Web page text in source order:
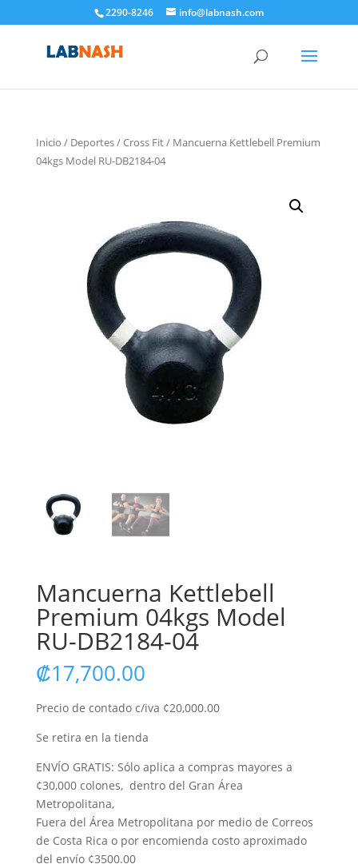
2290-8246 info@labnash.com
Inicio / Deportes/Cross Fit/ Mancuerna Kettlebell Premium
04kgs Model RU-DB2184-04
Mancuerna Kettlebell
Premium 04kgs Model
RU-DB2184-04
₡17,700.00
Precio de contado c/iva ¢20,000.00
Se retira en la tienda
ENVÍO GRATIS: Sólo aplica a compras mayores a
¢30,000 colones, dentro del Gran Área
Metropolitana,
Fuera del Área Metropolitana por medio de Correos
de Costa Rica o por encomienda costo aproximado
del envío ¢3500.00